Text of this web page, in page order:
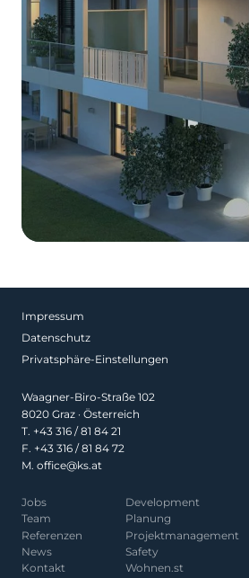
Impressum
Datenschutz
Privatsphäre-Einstellungen
Waagner-Biro-Straße 102
8020 Graz · Österreich
T. +43 316 / 81 84 21
F. +43 316 / 81 84 72
M. office@ks.at
Jobs
Team
Referenzen
News
Kontakt
Development
Planung
Projekt­management
Safety
Wohnen.st